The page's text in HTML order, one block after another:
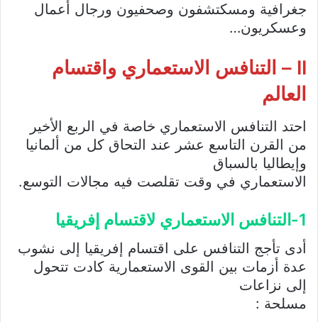
جغرافية ومسكتشفون وصحفيون ورجال أعمال
وعسكريون…
II – التنافس الاستعماري واقتسام
العالم
احتد التنافس الاستعماري خاصة في الربع الأخير
من القرن التاسع عشر عند التحاق كل من ألمانيا
وإيطاليا بالسباق
الاستعماري في وقت تقلصت فيه مجالات التوسع.
1-التنافس الاستعماري لاقتسام إفريقيا
أدى تأجج التنافس على اقتسام إفريقيا إلى نشوب
عدة أزمات بين القوى الاستعمارية كادت تتحول
إلى نزاعات
مسلحة :